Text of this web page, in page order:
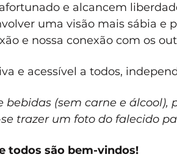
e alcancem
uma visão mais sábia e
e nossa conexão com os
e acessível a todos,
bebidas (sem carne e álcool),
trazer um foto do falecido
todos são bem-vindos!